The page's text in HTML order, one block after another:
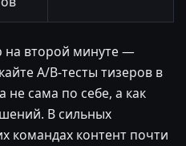
на второй минуте —
A/B-тесты тизеров в
сама по себе, а как
В сильных
командах контент почти